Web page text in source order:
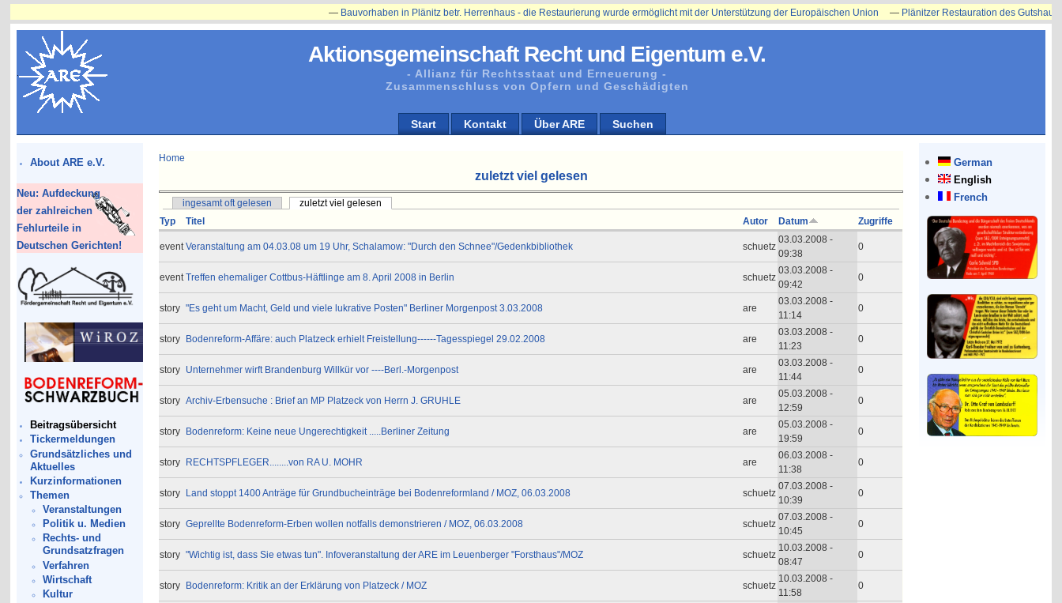
Aktionsgemeinschaft Recht und Eigentum e.V.
- Allianz für Rechtsstaat und Erneuerung -
Zusammenschluss von Opfern und Geschädigten
Start Kontakt Über ARE Suchen
About ARE e.V.
Neu: Aufdeckung
der zahlreichen
Fehlurteile in
Deutschen Gerichten!
Beitragsübersicht
Tickermeldungen
Grundsätzliches und
Aktuelles
Kurzinformationen
Themen
Veranstaltungen
Politik u. Medien
Rechts- und
Grundsatzfragen
Verfahren
Wirtschaft
Kultur
German
English
French
Bauvorhaben in Plänitz betr. Herrenhaus - die Restaurierung wurde ermöglicht mit der Unterstützung der Europäischen Union — Plänitzer Restauration des Gutshauses
Home
zuletzt viel gelesen
ingesamt oft gelesen
zuletzt viel gelesen
Typ
Titel Autor Datum Zugriffe
event Veranstaltung am 04.03.08 um 19 Uhr, Schalamow: "Durch den Schnee"/Gedenkbibliothek schuetz
03.03.2008 -
09:38
0
event Treffen ehemaliger Cottbus-Häftlinge am 8. April 2008 in Berlin schuetz
03.03.2008 -
09:42
0
story "Es geht um Macht, Geld und viele lukrative Posten" Berliner Morgenpost 3.03.2008 are
03.03.2008 -
11:14
0
story Bodenreform-Affäre: auch Platzeck erhielt Freistellung------Tagesspiegel 29.02.2008 are
03.03.2008 -
11:23
0
story Unternehmer wirft Brandenburg Willkür vor ----Berl.-Morgenpost are
03.03.2008 -
11:44
0
story Archiv-Erbensuche : Brief an MP Platzeck von Herrn J. GRUHLE are
05.03.2008 -
12:59
0
story Bodenreform: Keine neue Ungerechtigkeit .....Berliner Zeitung are
05.03.2008 -
19:59
0
story RECHTSPFLEGER........von RA U. MOHR are
06.03.2008 -
11:38
0
story Land stoppt 1400 Anträge für Grundbucheinträge bei Bodenreformland / MOZ, 06.03.2008 schuetz
07.03.2008 -
10:39
0
story Geprellte Bodenreform-Erben wollen notfalls demonstrieren / MOZ, 06.03.2008 schuetz
07.03.2008 -
10:45
0
story "Wichtig ist, dass Sie etwas tun". Infoveranstaltung der ARE im Leuenberger "Forsthaus"/MOZ schuetz
10.03.2008 -
08:47
0
story Bodenreform: Kritik an der Erklärung von Platzeck / MOZ schuetz
10.03.2008 -
11:58
0